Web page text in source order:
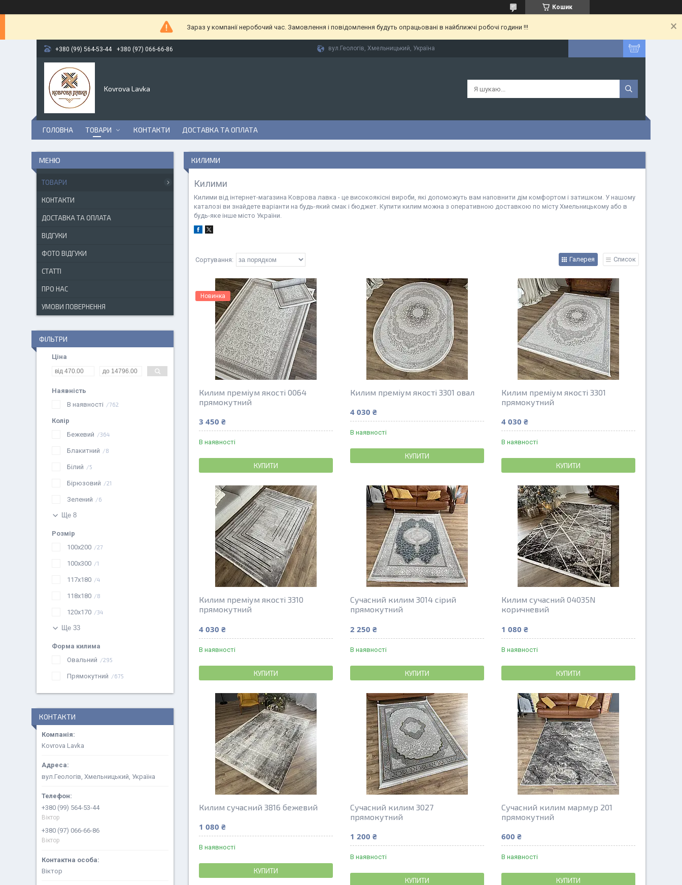
Кошик
Зараз у компанії неробочий час. Замовлення і повідомлення будуть опрацьовані в найближчі робочі години !!!
+380 (99) 564-53-44 +380 (97) 066-66-86 вул.Геологів, Хмельницький, Україна
Kovrova Lavka
ГОЛОВНА ТОВАРИ КОНТАКТИ ДОСТАВКА ТА ОПЛАТА
КИЛИМИ
Килими
Килими від інтернет-магазина Коврова лавка - це високоякісні вироби, які допоможуть вам наповнити дім комфортом і затишком. У нашому
каталозі ви знайдете варіанти на будь-який смак і бюджет. Купити килим можна з оперативною доставкою по місту Хмельницькому або в
будь-яке інше місто України.
Галерея Список
Новинка
Килим преміум якості 0064
прямокутний
3 450 ₴
В наявності
КУПИТИ
Килим преміум якості 3301 овал
4 030 ₴
В наявності
КУПИТИ
Килим преміум якості 3301
прямокутний
4 030 ₴
В наявності
КУПИТИ
Килим преміум якості 3310
прямокутний
4 030 ₴
В наявності
КУПИТИ
Сучасний килим 3014 сірий
прямокутний
2 250 ₴
В наявності
КУПИТИ
Килим сучасний 04035N
коричневий
1 080 ₴
В наявності
КУПИТИ
Килим сучасний 3816 бежевий
1 080 ₴
В наявності
КУПИТИ
Сучасний килим 3027
прямокутний
1 200 ₴
В наявності
КУПИТИ
Сучасний килим мармур 201
прямокутний
600 ₴
В наявності
КУПИТИ
ТОВАРИ
КОНТАКТИ
ДОСТАВКА ТА ОПЛАТА
ВІДГУКИ
ФОТО ВІДГУКИ
СТАТТІ
ПРО НАС
УМОВИ ПОВЕРНЕННЯ
ФІЛЬТРИ
Ціна
Наявність
В наявності
762
Колір
Бежевий
364
Блакитний 8
Білий 5
Бірюзовий 21
Зелений 6
Ще 8
Розмір
100х200
27
100х300 1
117х180 4
118х180 8
120х170 34
Ще 33
Форма килима
Овальний
295
Прямокутний 675
КОНТАКТИ
Kovrova Lavka
вул.Геологів, Хмельницький, Україна
+380 (99) 564-53-44
Віктор
+380 (97) 066-66-86
Віктор
Віктор